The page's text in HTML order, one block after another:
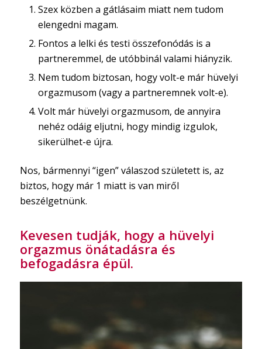
Szex közben a gátlásaim miatt nem tudom
elengedni magam.
Fontos a lelki és testi összefonódás is a
partneremmel, de utóbbinál valami hiányzik.
Nem tudom biztosan, hogy volt-e már hüvelyi
orgazmusom (vagy a partneremnek volt-e).
Volt már hüvelyi orgazmusom, de annyira
nehéz odáig eljutni, hogy mindig izgulok,
sikerülhet-e újra.
Nos, bármennyi “igen” válaszod született is, az
biztos, hogy már 1 miatt is van miről
beszélgetnünk.
Kevesen tudják, hogy a hüvelyi
orgazmus önátadásra és
befogadásra épül.